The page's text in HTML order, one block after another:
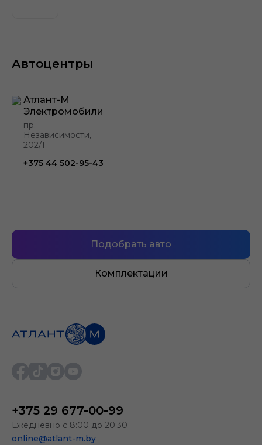
Автоцентры
Атлант-М
Электромобили
пр.
Независимости,
202/1
+375 44 502-95-43
Подобрать авто
Комплектации
+375 29 677-00-99
Ежедневно с 8:00 до 20:30
online@atlant-m.by